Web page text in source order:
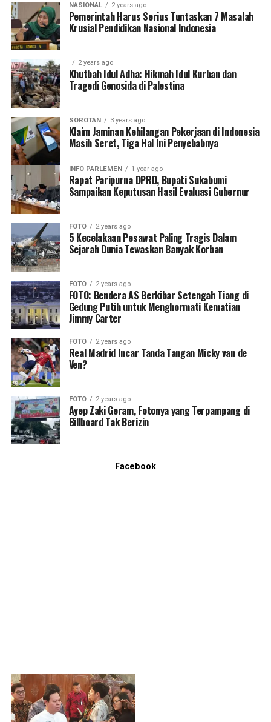
NASIONAL 2 years ago
Pemerintah Harus Serius Tuntaskan 7 Masalah
Krusial Pendidikan Nasional Indonesia
2 years ago
Khutbah Idul Adha: Hikmah Idul Kurban dan
Tragedi Genosida di Palestina
SOROTAN 3 years ago
Klaim Jaminan Kehilangan Pekerjaan di Indonesia
Masih Seret, Tiga Hal Ini Penyebabnya
INFO PARLEMEN 1 year ago
Rapat Paripurna DPRD, Bupati Sukabumi
Sampaikan Keputusan Hasil Evaluasi Gubernur
FOTO 2 years ago
5 Kecelakaan Pesawat Paling Tragis Dalam
Sejarah Dunia Tewaskan Banyak Korban
FOTO 2 years ago
FOTO: Bendera AS Berkibar Setengah Tiang di
Gedung Putih untuk Menghormati Kematian
Jimmy Carter
FOTO 2 years ago
Real Madrid Incar Tanda Tangan Micky van de
Ven?
FOTO 2 years ago
Ayep Zaki Geram, Fotonya yang Terpampang di
Billboard Tak Berizin
Facebook